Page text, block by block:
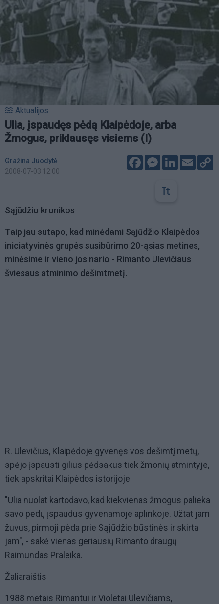
Aktualijos
Ulia, įspaudęs pėdą Klaipėdoje, arba
Žmogus, priklausęs visiems (I)
Gražina Juodytė
2008-07-03 12:00
FacebookMessenger
LinkedIn
Email
Sąjūdžio kronikos
Taip jau sutapo, kad minėdami Sąjūdžio Klaipėdos
iniciatyvinės grupės susibūrimo 20-ąsias metines,
minėsime ir vieno jos nario - Rimanto Ulevičiaus
šviesaus atminimo dešimtmetį.
R. Ulevičius, Klaipėdoje gyvenęs vos dešimtį metų,
spėjo įspausti gilius pėdsakus tiek žmonių atmintyje,
tiek apskritai Klaipėdos istorijoje.
"Ulia nuolat kartodavo, kad kiekvienas žmogus palieka
savo pėdų įspaudus gyvenamoje aplinkoje. Užtat jam
žuvus, pirmoji pėda prie Sąjūdžio būstinės ir skirta
jam", - sakė vienas geriausių Rimanto draugų
Raimundas Praleika.
Žaliaraištis
1988 metais Rimantui ir Violetai Ulevičiams,